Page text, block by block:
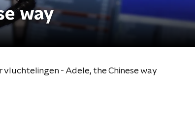
way
- Adele, the Chinese way